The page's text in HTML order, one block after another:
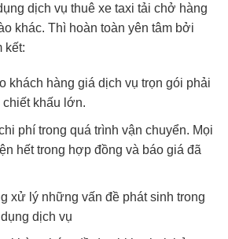
dịch vụ thuê xe taxi tải chở hàng
khác. Thì hoàn toàn yên tâm bởi
kết:
khách hàng giá dịch vụ trọn gói phải
khấu lớn.
phí trong quá trình vận chuyển. Mọi
hết trong hợp đồng và báo giá đã
xử lý những vấn đề phát sinh trong
dịch vụ